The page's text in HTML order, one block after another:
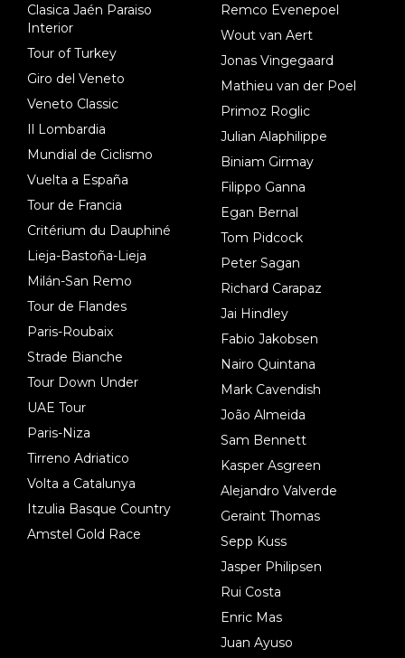
Clasica Jaén Paraiso
Interior
Tour of Turkey
Giro del Veneto
Veneto Classic
Il Lombardia
Mundial de Ciclismo
Vuelta a España
Tour de Francia
Critérium du Dauphiné
Lieja-Bastoña-Lieja
Milán-San Remo
Tour de Flandes
Paris-Roubaix
Strade Bianche
Tour Down Under
UAE Tour
Paris-Niza
Tirreno Adriatico
Volta a Catalunya
Itzulia Basque Country
Amstel Gold Race
Remco Evenepoel
Wout van Aert
Jonas Vingegaard
Mathieu van der Poel
Primoz Roglic
Julian Alaphilippe
Biniam Girmay
Filippo Ganna
Egan Bernal
Tom Pidcock
Peter Sagan
Richard Carapaz
Jai Hindley
Fabio Jakobsen
Nairo Quintana
Mark Cavendish
João Almeida
Sam Bennett
Kasper Asgreen
Alejandro Valverde
Geraint Thomas
Sepp Kuss
Jasper Philipsen
Rui Costa
Enric Mas
Juan Ayuso